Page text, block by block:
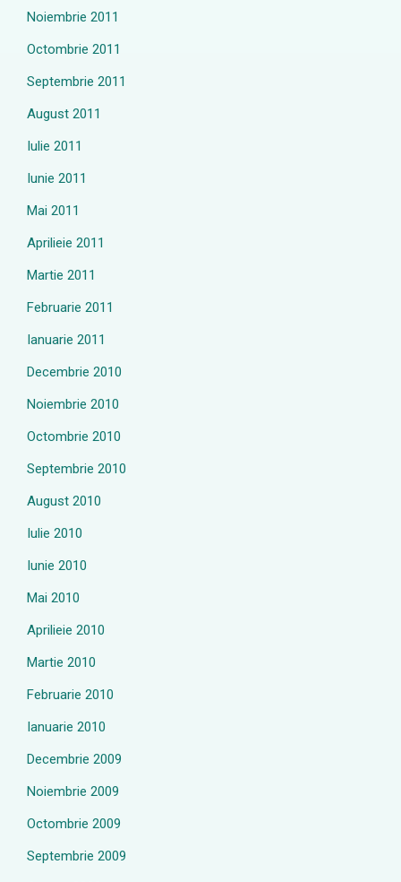
Noiembrie 2011
Octombrie 2011
Septembrie 2011
August 2011
Iulie 2011
Iunie 2011
Mai 2011
Aprilieie 2011
Martie 2011
Februarie 2011
Ianuarie 2011
Decembrie 2010
Noiembrie 2010
Octombrie 2010
Septembrie 2010
August 2010
Iulie 2010
Iunie 2010
Mai 2010
Aprilieie 2010
Martie 2010
Februarie 2010
Ianuarie 2010
Decembrie 2009
Noiembrie 2009
Octombrie 2009
Septembrie 2009